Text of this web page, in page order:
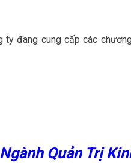
ty đang cung cấp các
Quản Trị